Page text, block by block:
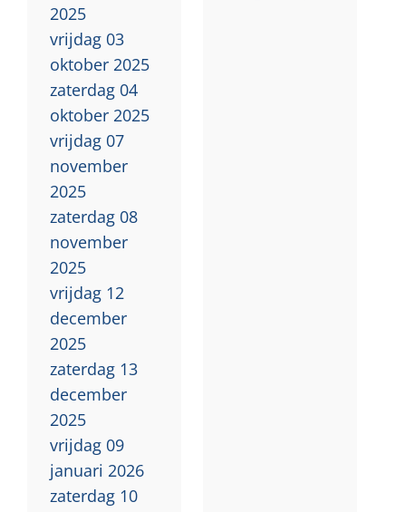
2025
vrijdag 03
oktober 2025
zaterdag 04
oktober 2025
vrijdag 07
november
2025
zaterdag 08
november
2025
vrijdag 12
december
2025
zaterdag 13
december
2025
vrijdag 09
januari 2026
zaterdag 10